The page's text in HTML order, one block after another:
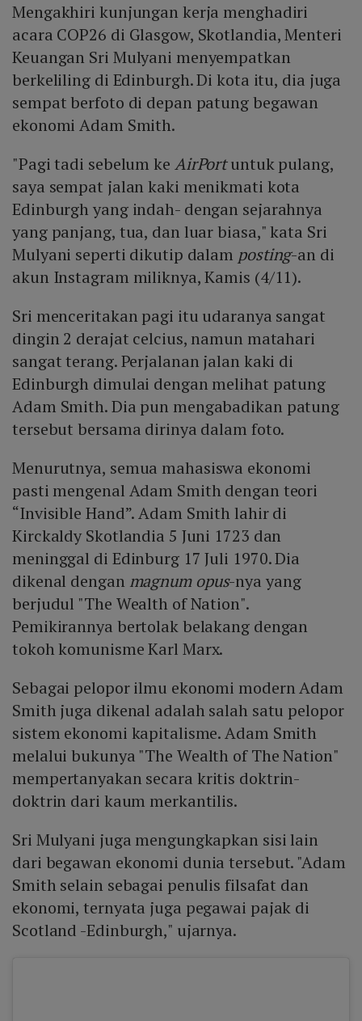
Mengakhiri kunjungan kerja menghadiri
acara COP26 di Glasgow, Skotlandia, Menteri
Keuangan Sri Mulyani menyempatkan
berkeliling di Edinburgh. Di kota itu, dia juga
sempat berfoto di depan patung begawan
ekonomi Adam Smith.
"Pagi tadi sebelum ke AirPortuntuk pulang,
saya sempat jalan kaki menikmati kota
Edinburgh yang indah- dengan sejarahnya
yang panjang, tua, dan luar biasa," kata Sri
Mulyani seperti dikutip dalam posting-an di
akun Instagram miliknya, Kamis (4/11).
Sri menceritakan pagi itu udaranya sangat
dingin 2 derajat celcius, namun matahari
sangat terang. Perjalanan jalan kaki di
Edinburgh dimulai dengan melihat patung
Adam Smith. Dia pun mengabadikan patung
tersebut bersama dirinya dalam foto.
Menurutnya, semua mahasiswa ekonomi
pasti mengenal Adam Smith dengan teori
“Invisible Hand”. Adam Smith lahir di
Kirckaldy Skotlandia 5 Juni 1723 dan
meninggal di Edinburg 17 Juli 1970. Dia
dikenal dengan magnum opus-nya yang
berjudul "The Wealth of Nation".
Pemikirannya bertolak belakang dengan
tokoh komunisme Karl Marx.
Sebagai pelopor ilmu ekonomi modern Adam
Smith juga dikenal adalah salah satu pelopor
sistem ekonomi kapitalisme. Adam Smith
melalui bukunya "The Wealth of The Nation"
mempertanyakan secara kritis doktrin-
doktrin dari kaum merkantilis.
Sri Mulyani juga mengungkapkan sisi lain
dari begawan ekonomi dunia tersebut. "Adam
Smith selain sebagai penulis filsafat dan
ekonomi, ternyata juga pegawai pajak di
Scotland -Edinburgh," ujarnya.